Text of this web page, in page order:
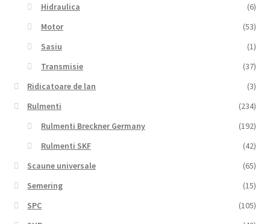
Hidraulica
(6)
Motor
(53)
Sasiu
(1)
Transmisie
(37)
Ridicatoare de lan
(3)
Rulmenti
(234)
Rulmenti Breckner Germany
(192)
Rulmenti SKF
(42)
Scaune universale
(65)
Semering
(15)
SPC
(105)